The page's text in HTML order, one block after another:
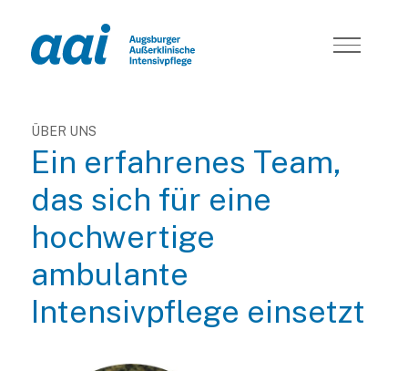
ÜBER UNS
Ein erfahrenes Team,
das sich für eine
hochwertige
ambulante
Intensivpflege einsetzt